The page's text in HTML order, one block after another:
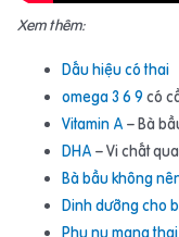
Xem thêm:
Dấu hiệu có thai
omega 3 6 9 có
Vitamin A– Bà
DHA – Vi chất
Bà bầu không
Dinh dưỡng cho
Phu nu mang